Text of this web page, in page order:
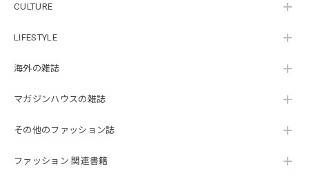
CULTURE
LIFESTYLE
海外の雑誌
マガジンハウスの雑誌
その他のファッション誌
ファッション 関連書籍